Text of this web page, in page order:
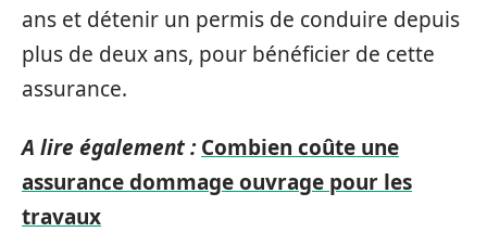
ans et détenir un permis de conduire depuis
plus de deux ans, pour bénéficier de cette
assurance.
A lire également : Combien coûte une
assurance dommage ouvrage pour les
travaux